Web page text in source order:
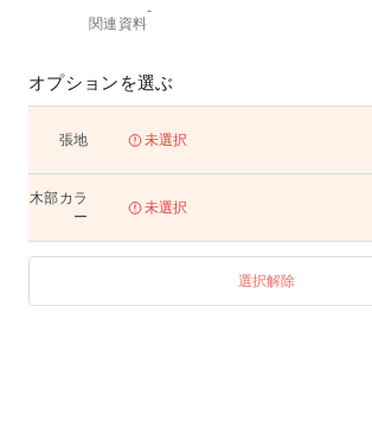
職人芸に目を見張ることでしょう。
関連資料
-
オプションを選ぶ
張地 未選択
木部カラ
ー
未選択
選択解除